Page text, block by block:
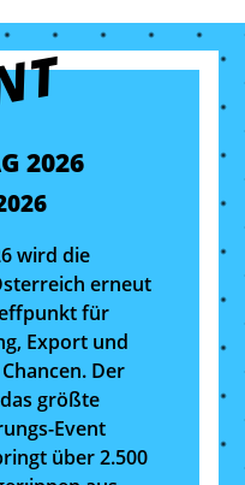
2026
wird die
erneut
für
Export und
Der
größte
Event
über 2.500